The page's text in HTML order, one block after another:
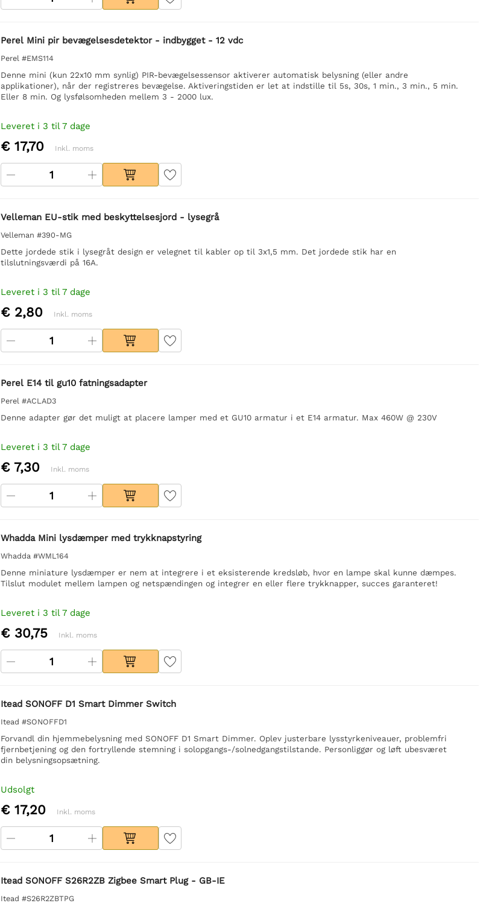
Perel Mini pir bevægelsesdetektor - indbygget - 12 vdc
Perel #EMS114
Denne mini (kun 22x10 mm synlig) PIR-bevægelsessensor aktiverer automatisk belysning (eller andre
applikationer), når der registreres bevægelse. Aktiveringstiden er let at indstille til 5s, 30s, 1 min., 3 min., 5 min.
Eller 8 min. Og lysfølsomheden mellem 3 - 2000 lux.
Leveret i 3 til 7 dage
€ 17,70 Inkl. moms
Velleman EU-stik med beskyttelsesjord - lysegrå
Velleman #390-MG
Dette jordede stik i lysegråt design er velegnet til kabler op til 3x1,5 mm. Det jordede stik har en
tilslutningsværdi på 16A.
Leveret i 3 til 7 dage
€ 2,80 Inkl. moms
Perel E14 til gu10 fatningsadapter
Perel #ACLAD3
Denne adapter gør det muligt at placere lamper med et GU10 armatur i et E14 armatur. Max 460W @ 230V
Leveret i 3 til 7 dage
€ 7,30 Inkl. moms
Whadda Mini lysdæmper med trykknapstyring
Whadda #WML164
Denne miniature lysdæmper er nem at integrere i et eksisterende kredsløb, hvor en lampe skal kunne dæmpes.
Tilslut modulet mellem lampen og netspændingen og integrer en eller flere trykknapper, succes garanteret!
Leveret i 3 til 7 dage
€ 30,75 Inkl. moms
Itead SONOFF D1 Smart Dimmer Switch
Itead #SONOFFD1
Forvandl din hjemmebelysning med SONOFF D1 Smart Dimmer. Oplev justerbare lysstyrkeniveauer, problemfri
fjernbetjening og den fortryllende stemning i solopgangs-/solnedgangstilstande. Personliggør og løft ubesværet
din belysningsopsætning.
Udsolgt
€ 17,20 Inkl. moms
Itead SONOFF S26R2ZB Zigbee Smart Plug - GB-IE
Itead #S26R2ZBTPG